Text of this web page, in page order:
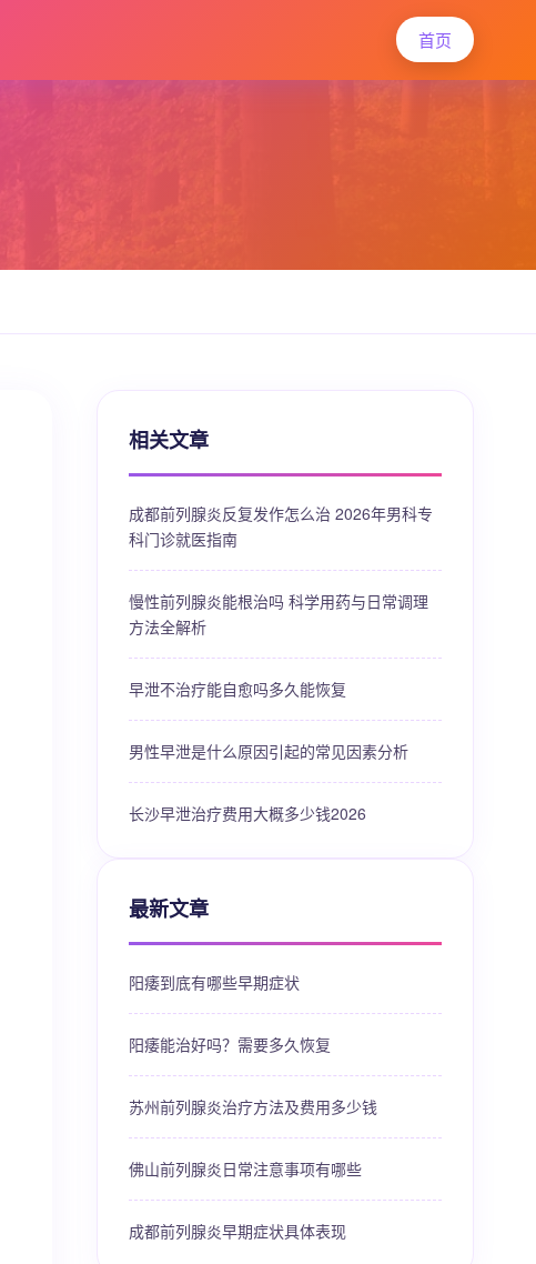
首页
相关文章
成都前列腺炎反复发作怎么治 2026年男科专
科门诊就医指南
慢性前列腺炎能根治吗 科学用药与日常调理
方法全解析
早泄不治疗能自愈吗多久能恢复
男性早泄是什么原因引起的常见因素分析
长沙早泄治疗费用大概多少钱2026
最新文章
阳痿到底有哪些早期症状
阳痿能治好吗？需要多久恢复
苏州前列腺炎治疗方法及费用多少钱
佛山前列腺炎日常注意事项有哪些
成都前列腺炎早期症状具体表现